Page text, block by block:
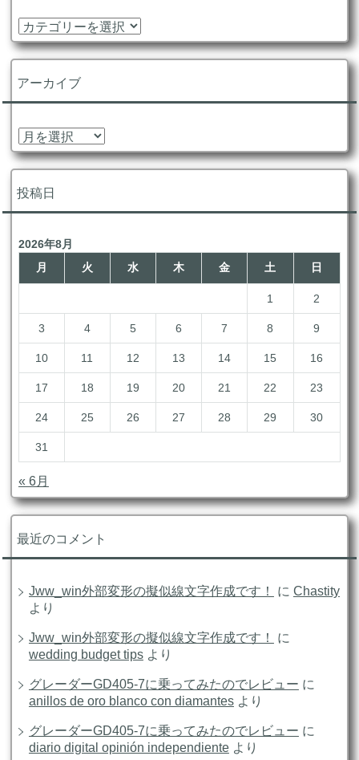
カ
テ
ゴ
ー
アーカイブ
ア
ー
カ
イ
ブ
投稿日
2026年8月
月
火 水 木 金 土 日
1 2
3 4 5 6 7 8 9
10 11 12 13 14 15 16
17 18 19 20 21 22 23
24 25 26 27 28 29 30
31
« 6月
最近のコメント
Jww_win外部変形の擬似線文字作成です！ に Chastity
より
Jww_win外部変形の擬似線文字作成です！
に
wedding budget tipsより
グレーダーGD405-7に乗ってみたのでレビュー に
anillos de oro blanco con diamantesより
グレーダーGD405-7に乗ってみたのでレビュー に
diario digital opinión independienteより